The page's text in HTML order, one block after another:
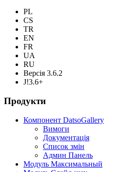
PL
CS
TR
EN
FR
UA
RU
Версія 3.6.2
J!3.6+
Продукти
Компонент DatsoGallery
Вимоги
Документація
Список змін
Админ Панель
Модуль Максимальный